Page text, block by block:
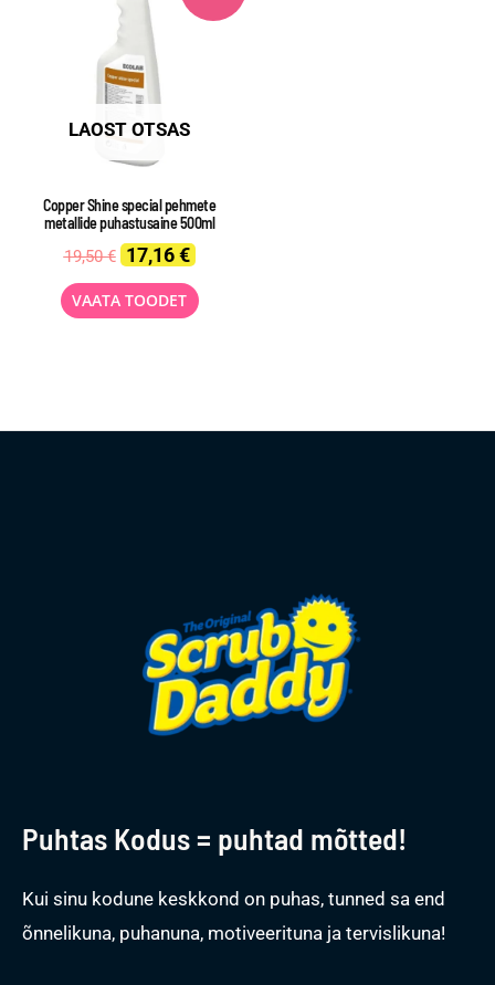
LAOST OTSAS
Copper Shine special pehmete
metallide puhastusaine 500ml
19,50€ Original
price
was:
17,16€ Current
price
is:
17,16 €.
VAATA TOODET
Puhtas Kodus = puhtad mõtted!
Kui sinu kodune keskkond on puhas, tunned sa end
õnnelikuna, puhanuna, motiveerituna ja tervislikuna!